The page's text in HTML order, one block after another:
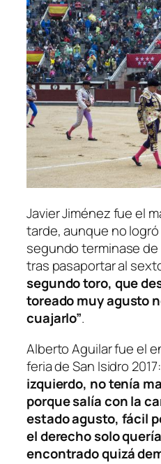
Javier Jiménez fue el
tarde, aunque no
segundo terminase de
tras pasaportar al
segundo toro, que
toreado muy agusto
cuajarlo”.
Alberto Aguilar fue el
feria de San Isidro 2017:
izquierdo, no tenía
porque salía con la
estado agusto, fácil
el derecho solo
encontrado quizá